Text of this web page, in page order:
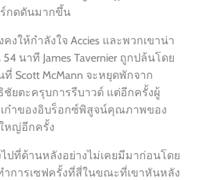
กดดันมากขึ้น
งให้กำลังใจ Accies และพวกเขาน่า
นาที James Tavernier ถูกปล้นโดย
ที่ Scott McMann จะหยุดพักจาก
ชัยตะครุบการรีบาวด์ แต่อีกครั้งผู้
ก๋าของอิบร็อกซ์พิสูจน์คุณภาพของ
หญ่อีกครั้ง
ไปที่ด้านหลังอย่างไม่เคยมีมาก่อนโดย
ำการเซฟครั้งที่สี่ในขณะที่เขาหันหลัง